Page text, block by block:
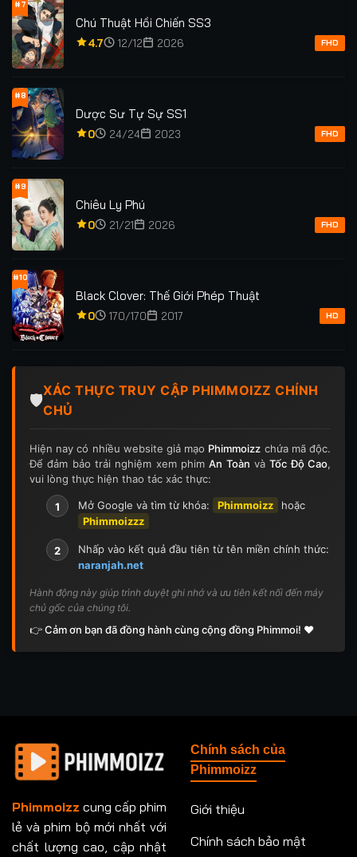
#7
Chú Thuật Hồi Chiến SS3
4.7 12/12 2026 FHD
#8
Dược Sư Tự Sự SS1
0 24/24 2023 FHD
#9
Chiêu Ly Phú
0 21/21 2026 FHD
#10
Black Clover: Thế Giới Phép Thuật
0 170/170 2017 HD
🛡️
XÁC THỰC TRUY CẬP PHIMMOIZZ CHÍNH
CHỦ
Hiện nay có nhiều website giả mạo Phimmoizz chứa mã độc.
Để đảm bảo trải nghiệm xem phimAn Toàn vàTốc Độ Cao,
vui lòng thực hiện thao tác xác thực:
1 Mở Google và tìm từ khóa: Phimmoizz
hoặc
Phimmoizzz
2
Nhấp vào kết quả đầu tiên từ tên miền chính thức:
naranjah.net
Hành động này giúp trình duyệt ghi nhớ và ưu tiên kết nối đến máy
chủ gốc của chúng tôi.
👉 Cảm ơn bạn đã đồng hành cùng cộng đồng Phimmoi! ❤️
Phimmoizz cung cấp phim
lẻ và phim bộ mới nhất với
chất lượng cao, cập nhật
Chính sách của
Phimmoizz
Giới thiệu
Chính sách bảo mật